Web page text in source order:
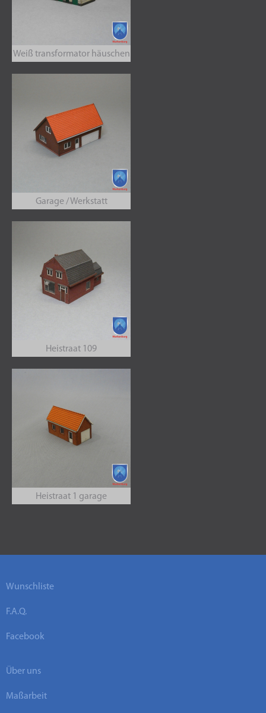
Weiß transformator häuschen
Garage / Werkstatt
Heistraat 109
Heistraat 1 garage
Wunschliste
F.A.Q.
Facebook
Über uns
Maßarbeit